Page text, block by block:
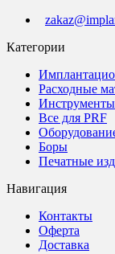
Категории
Расходные
Инструменты
Все для PRF
Боры
Печатные
Навигация
Контакты
Оферта
Доставка